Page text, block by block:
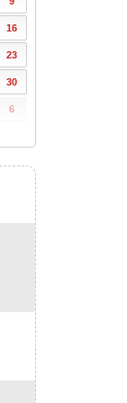
16
23
30
6